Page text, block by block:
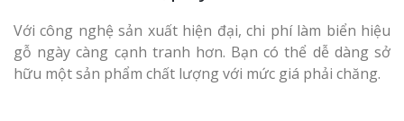
Với công nghệ sản xuất hiện đại, chi phí làm biển hiệu
gỗ ngày càng cạnh tranh hơn. Bạn có thể dễ dàng sở
hữu một sản phẩm chất lượng với mức giá phải chăng.